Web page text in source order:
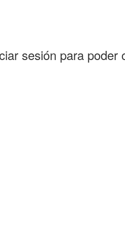
sesión para poder